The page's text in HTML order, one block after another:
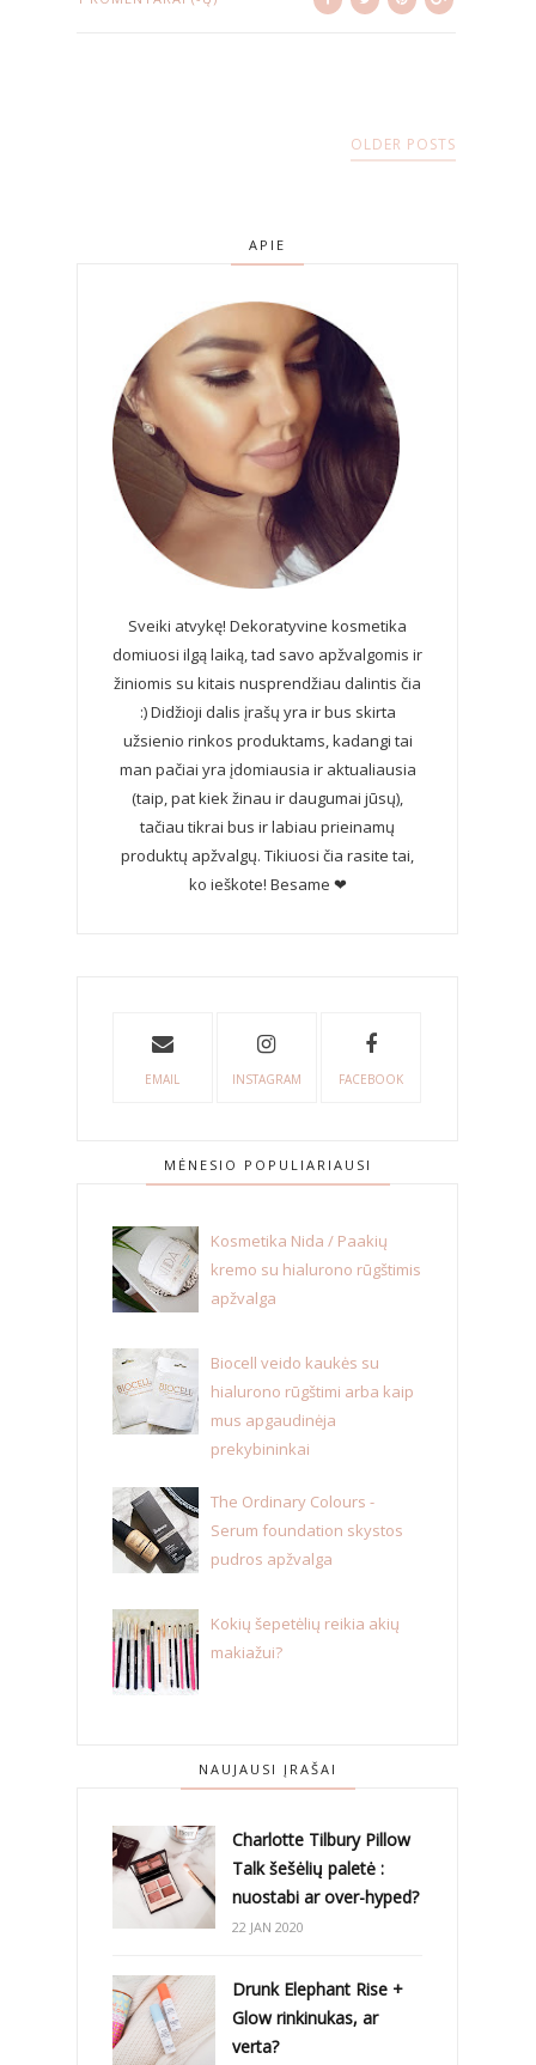
OLDER POSTS
APIE
Sveiki atvykę! Dekoratyvine kosmetika
domiuosi ilgą laiką, tad savo apžvalgomis ir
žiniomis su kitais nusprendžiau dalintis čia
:) Didžioji dalis įrašų yra ir bus skirta
užsienio rinkos produktams, kadangi tai
man pačiai yra įdomiausia ir aktualiausia
(taip, pat kiek žinau ir daugumai jūsų),
tačiau tikrai bus ir labiau prieinamų
produktų apžvalgų. Tikiuosi čia rasite tai,
ko ieškote! Besame ❤
EMAIL INSTAGRAM FACEBOOK
MĖNESIO POPULIARIAUSI
Kosmetika Nida / Paakių
kremo su hialurono rūgštimis
apžvalga
Biocell veido kaukės su
hialurono rūgštimi arba kaip
mus apgaudinėja
prekybininkai
The Ordinary Colours -
Serum foundation skystos
pudros apžvalga
Kokių šepetėlių reikia akių
makiažui?
NAUJAUSI ĮRAŠAI
Charlotte Tilbury Pillow
Talk šešėlių paletė :
nuostabi ar over-hyped?
22 JAN 2020
Drunk Elephant Rise +
Glow rinkinukas, ar
verta?